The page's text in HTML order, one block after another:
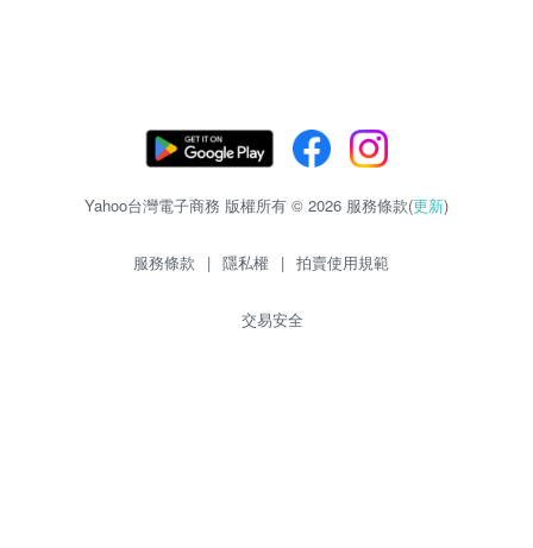
Yahoo台灣電子商務 版權所有 © 2026 服務條款(更新)
服務條款 | 隱私權 | 拍賣使用規範
交易安全